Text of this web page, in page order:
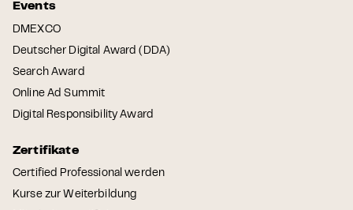
Events
DMEXCO
Deutscher Digital Award (DDA)
Search Award
Online Ad Summit
Digital Responsibility Award
Zertifikate
Certified Professional werden
Kurse zur Weiterbildung